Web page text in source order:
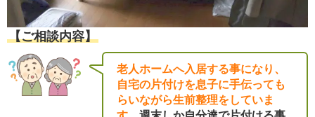
【ご相談内容】
老人ホームへ入居する事になり、
自宅の片付けを息子に手伝っても
らいながら生前整理をしていま